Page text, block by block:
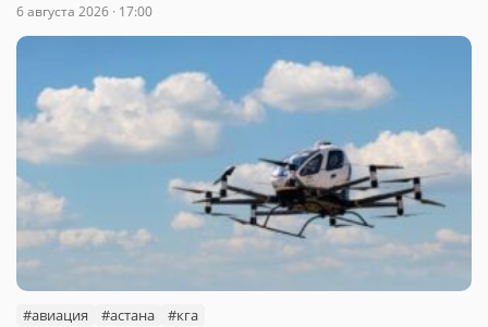
6 августа 2026 · 17:00
#авиация #астана #кга